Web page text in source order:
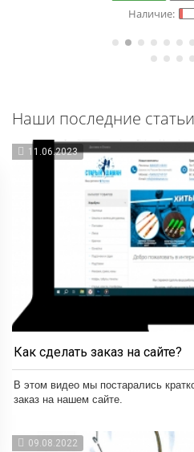
Наши последние статьи
11.06.2023
Как сделать заказ на сайте?
В этом видео мы постарались
заказ на нашем сайте.
09.08.2022